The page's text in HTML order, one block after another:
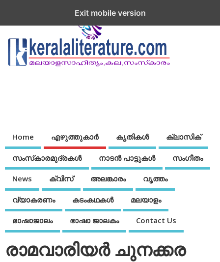
Home എഴുത്തുകാര്‍ കൃതികൾ ക്ലാസിക്
സംസ്‌കാരമുദ്രകള്‍ നാടന്‍ പാട്ടുകള്‍ സംഗീതം
News ക്വിസ് അലങ്കാരം വൃത്തം
വ്യാകരണം കടംകഥകള്‍ മലയാളം
ഭാഷാജാലം ഭാഷാ ജാലകം Contact Us
രാമവാരിയര്‍ ചുനക്കര
Exit mobile version